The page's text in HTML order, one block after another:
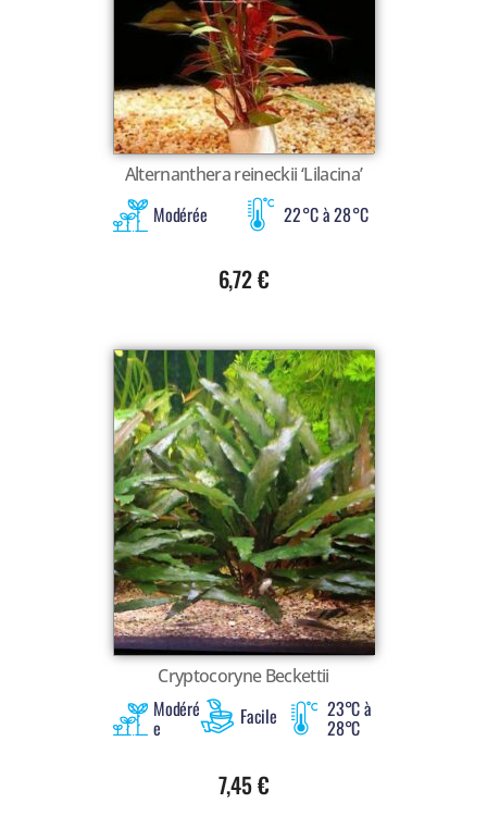
Alternanthera reineckii ‘Lilacina’
Modérée 22 °C à 28 °C
6,72€
Cryptocoryne Beckettii
Modéré
e Facile 23°C à
28°C
7,45€